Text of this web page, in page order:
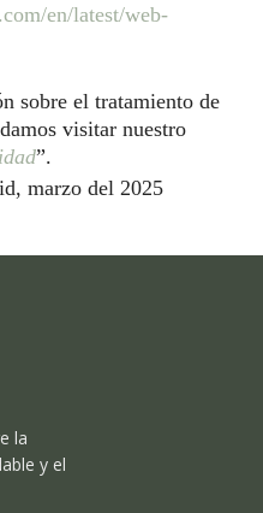
en/latest/web-
sobre el tratamiento de
visitar nuestro
”.
marzo del 2025
la
y el